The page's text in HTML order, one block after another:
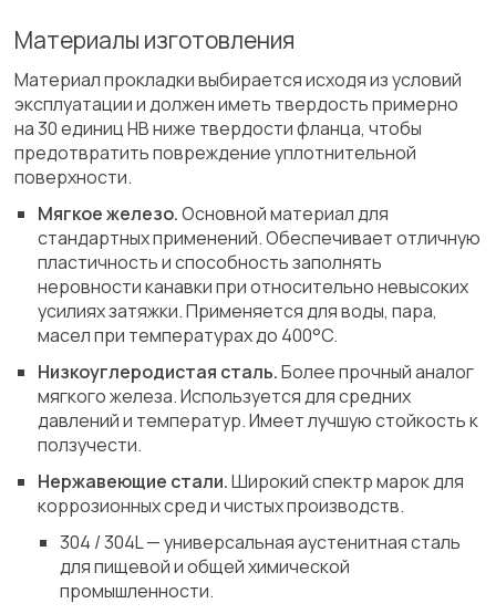
Материалы изготовления
Материал прокладки выбирается исходя из условий
эксплуатации и должен иметь твердость примерно
на 30 единиц HB ниже твердости фланца, чтобы
предотвратить повреждение уплотнительной
поверхности.
Мягкое железо.Основной материал для
стандартных применений. Обеспечивает отличную
пластичность и способность заполнять
неровности канавки при относительно невысоких
усилиях затяжки. Применяется для воды, пара,
масел при температурах до 400°C.
Низкоуглеродистая сталь.Более прочный аналог
мягкого железа. Используется для средних
давлений и температур. Имеет лучшую стойкость к
ползучести.
Нержавеющие стали.Широкий спектр марок для
коррозионных сред и чистых производств.
304 / 304L — универсальная аустенитная сталь
для пищевой и общей химической
промышленности.